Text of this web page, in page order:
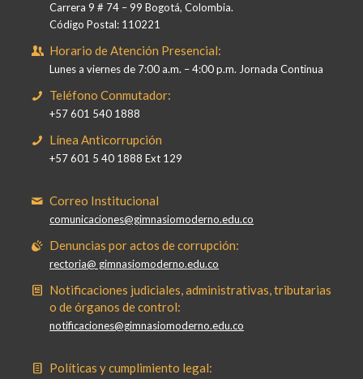
Carrera 9 # 74 – 99 Bogotá, Colombia.
Código Postal: 110221
Horario de Atención Presencial:
Lunes a viernes de 7:00 a.m. – 4:00 p.m. Jornada Continua
Teléfono Conmutador:
+57 601 540 1888
Línea Anticorrupción
+57 601 5 40 1888 Ext 129
Correo Institucional
comunicaciones@gimnasiomoderno.edu.co
Denuncias por actos de corrupción:
rectoria@ gimnasiomoderno.edu.co
Notificaciones judiciales, administrativas, tributarias
o de órganos de control:
notificaciones@gimnasiomoderno.edu.co
Políticas y cumplimiento legal: